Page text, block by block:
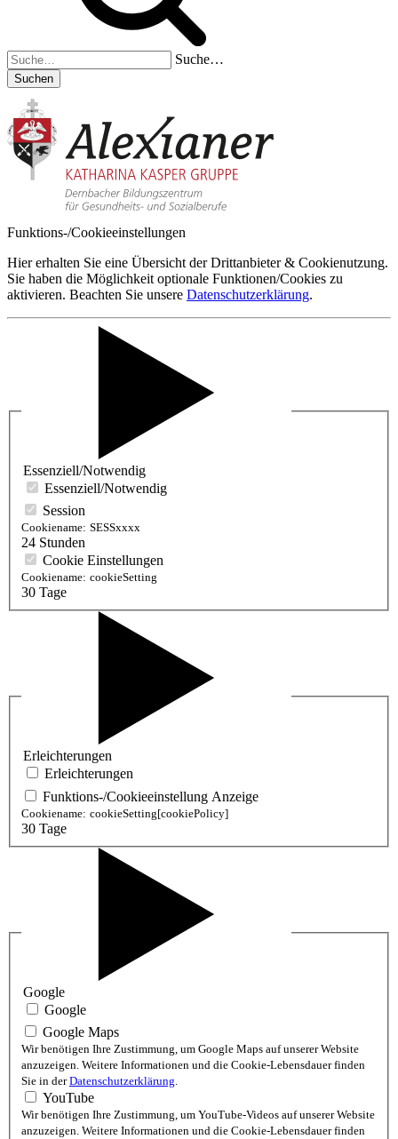
Suche…
Suchen
Funktions-/Cookieeinstellungen
Hier erhalten Sie eine Übersicht der Drittanbieter & Cookienutzung.
Sie haben die Möglichkeit optionale Funktionen/Cookies zu
aktivieren. Beachten Sie unsere Datenschutzerklärung.
Essenziell/Notwendig
Essenziell/Notwendig
Session
Cookiename: SESSxxxx
24 Stunden
Cookie Einstellungen
Cookiename: cookieSetting
30 Tage
Erleichterungen
Erleichterungen
Funktions-/Cookieeinstellung Anzeige
Cookiename: cookieSetting[cookiePolicy]
30 Tage
Google
Google
Google Maps
Wir benötigen Ihre Zustimmung, um Google Maps auf unserer Website
anzuzeigen. Weitere Informationen und die Cookie-Lebensdauer finden
Sie in derDatenschutzerklärung.
YouTube
Wir benötigen Ihre Zustimmung, um YouTube-Videos auf unserer Website
anzuzeigen. Weitere Informationen und die Cookie-Lebensdauer finden